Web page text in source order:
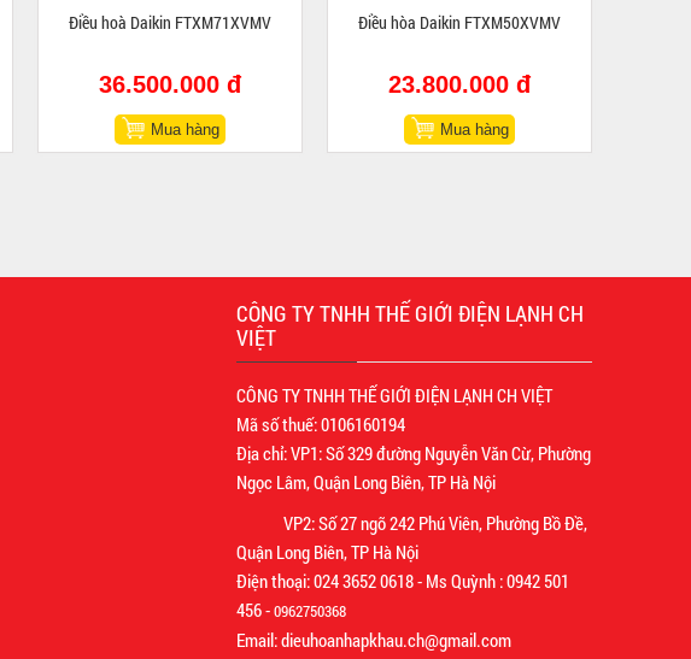
Điều hoà Daikin FTXM71XVMV
36.500.000 đ
Mua hàng
Điều hòa Daikin FTXM50XVMV
23.800.000 đ
Mua hàng
CÔNG TY TNHH THẾ GIỚI ĐIỆN LẠNH CH
VIỆT
CÔNG TY TNHH THẾ GIỚI ĐIỆN LẠNH CH VIỆT
Mã số thuế: 0106160194
Địa chỉ: VP1: Số 329 đường Nguyễn Văn Cừ, Phường
Ngọc Lâm, Quận Long Biên, TP Hà Nội
VP2: Số 27 ngõ 242 Phú Viên, Phường Bồ Đề,
Quận Long Biên, TP Hà Nội
Điện thoại: 024 3652 0618 - Ms Quỳnh : 0942 501
456 -0962750368
Email: dieuhoanhapkhau.ch@gmail.com